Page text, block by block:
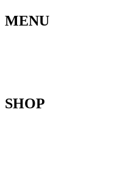
MENU
SHOP